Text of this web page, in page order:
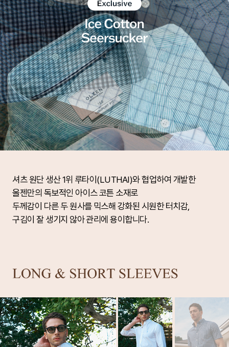
셔츠 원단 생산 1위 루타이(LUTHAI)와 협업하여 개발한
올젠만의 독보적인 아이스 코튼 소재로
두께감이 다른 두 원사를 믹스해 강화된 시원한 터치감,
구김이 잘 생기지 않아 관리에 용이합니다.